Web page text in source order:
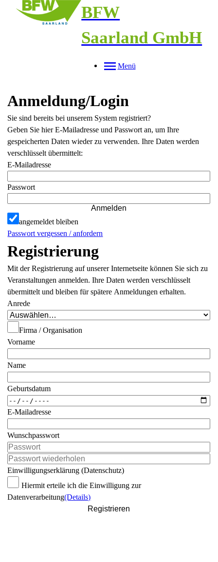
BFW
Saarland GmbH
Menü
Anmeldung/Login
Sie sind bereits bei unserem System registriert?
Geben Sie hier E-Mailadresse und Passwort an, um Ihre
gespeicherten Daten wieder zu verwenden. Ihre Daten werden
verschlüsselt übermittelt:
E-Mailadresse
Passwort
Anmelden
angemeldet bleiben
Passwort vergessen / anfordern
Registrierung
Mit der Registrierung auf unserer Internetseite können Sie sich zu
Veranstaltungen anmelden. Ihre Daten werden verschlüsselt
übermittelt und bleiben für spätere Anmeldungen erhalten.
Anrede
Firma / Organisation
Vorname
Name
Geburtsdatum
E-Mailadresse
Wunschpasswort
Einwilligungserklärung (Datenschutz)
Hiermit erteile ich die Einwilligung zur
Datenverarbeitung(Details)
Registrieren